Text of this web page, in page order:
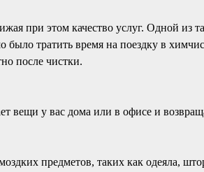
при этом качество услуг. Одной из
тратить время на поездку в
после чистки.
вещи у вас дома или в офисе и
предметов, таких как одеяла,